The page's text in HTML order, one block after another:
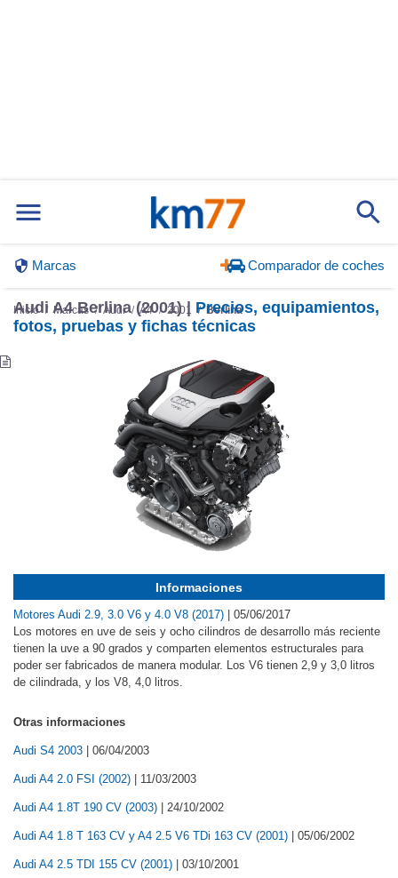
Marcas Comparador de coches
Inicio Marcas Audi A4 2001 Berlina
Audi A4 Berlina (2001) | Precios, equipamientos,
fotos, pruebas y fichas técnicas
Informaciones
Motores Audi 2.9, 3.0 V6 y 4.0 V8 (2017) | 05/06/2017
Los motores en uve de seis y ocho cilindros de desarrollo más reciente
tienen la uve a 90 grados y comparten elementos estructurales para
poder ser fabricados de manera modular. Los V6 tienen 2,9 y 3,0 litros
de cilindrada, y los V8, 4,0 litros.
Otras informaciones
Audi S4 2003 | 06/04/2003
Audi A4 2.0 FSI (2002) | 11/03/2003
Audi A4 1.8T 190 CV (2003) | 24/10/2002
Audi A4 1.8 T 163 CV y A4 2.5 V6 TDi 163 CV (2001) | 05/06/2002
Audi A4 2.5 TDI 155 CV (2001) | 03/10/2001